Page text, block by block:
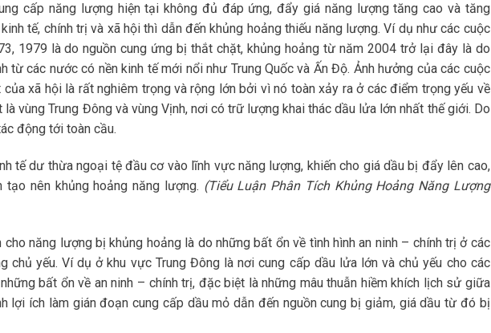
cấp năng lượng hiện tại không đủ đáp ứng, đẩy giá năng lượng tăng cao và tăng
tế, chính trị và xã hội thì dẫn đến khủng hoảng thiếu năng lượng. Ví dụ như các cuộc
1979 là do nguồn cung ứng bị thắt chặt, khủng hoảng từ năm 2004 trở lại đây là do
từ các nước có nền kinh tế mới nổi như Trung Quốc và Ấn Độ. Ảnh hưởng của các cuộc
xã hội là rất nghiêm trọng và rộng lớn bởi vì nó toàn xảy ra ở các điểm trọng yếu về
vùng Trung Đông và vùng Vịnh, nơi có trữ lượng khai thác dầu lửa lớn nhất thế giới. Do
động tới toàn cầu.
tế dư thừa ngoại tệ đầu cơ vào lĩnh vực năng lượng, khiến cho giá dầu bị đẩy lên cao,
nên khủng hoảng năng lượng. (Tiểu Luận Phân Tích Khủng Hoảng Năng Lượng
cho năng lượng bị khủng hoảng là do những bất ổn về tình hình an ninh – chính trị ở các
chủ yếu. Ví dụ ở khu vực Trung Đông là nơi cung cấp dầu lửa lớn và chủ yếu cho các
bất ổn về an ninh – chính trị, đặc biệt là những mâu thuẫn hiềm khích lịch sử giữa
lợi ích làm gián đoạn cung cấp dầu mỏ dẫn đến nguồn cung bị giảm, giá dầu từ đó bị